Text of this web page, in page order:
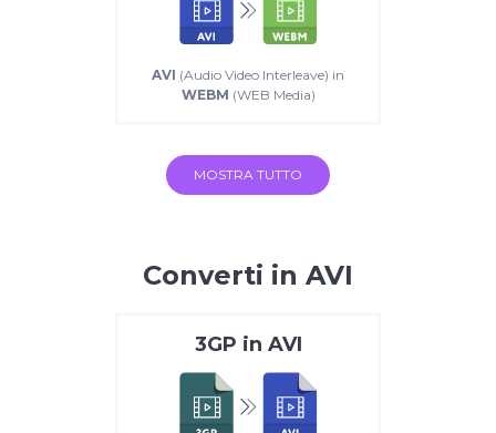
AVI (Audio Video Interleave) in
WEBM (WEB Media)
MOSTRA TUTTO
Converti in AVI
3GP in AVI